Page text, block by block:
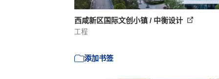
西咸新区国际文创小镇 / 中衡设计
工程
添加书签